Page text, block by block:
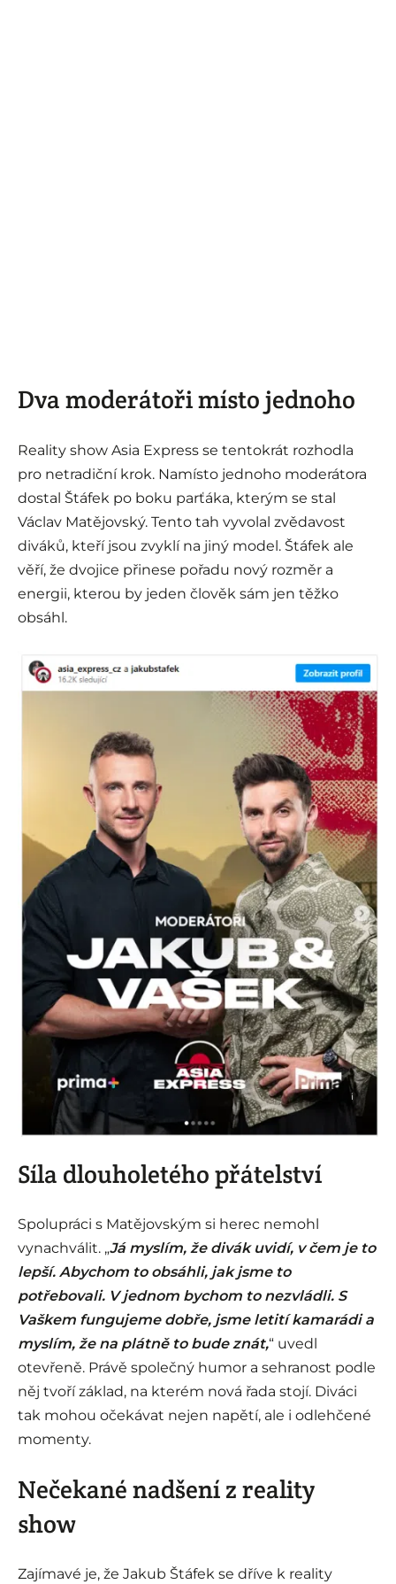
Dva moderátoři místo jednoho
Reality show Asia Express se tentokrát rozhodla
pro netradiční krok. Namísto jednoho moderátora
dostal Štáfek po boku parťáka, kterým se stal
Václav Matějovský. Tento tah vyvolal zvědavost
diváků, kteří jsou zvyklí na jiný model. Štáfek ale
věří, že dvojice přinese pořadu nový rozměr a
energii, kterou by jeden člověk sám jen těžko
obsáhl.
i
Síla dlouholetého přátelství
Spolupráci s Matějovským si herec nemohl
vynachválit. „Já myslím, že divák uvidí, v čem je to
lepší. Abychom to obsáhli, jak jsme to
potřebovali. V jednom bychom to nezvládli. S
Vaškem fungujeme dobře, jsme letití kamarádi a
myslím, že na plátně to bude znát,“ uvedl
otevřeně. Právě společný humor a sehranost podle
něj tvoří základ, na kterém nová řada stojí. Diváci
tak mohou očekávat nejen napětí, ale i odlehčené
momenty.
Nečekané nadšení z reality
show
Zajímavé je, že Jakub Štáfek se dříve k reality